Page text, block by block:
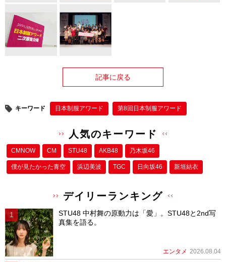
記事に戻る
キーワード 日本制服アワード 第8回日本制服アワード
人気のキーワード
CMNOW CM STU48 AKB48 乃木坂46
僕が⾒たかった⻘空 浜辺美波 TGC 日向坂46 新垣結衣
デイリーランキング
STU48 中村舞の原動力は「愛」。STU48と2nd写
真集を語る。
エンタメ 2026.08.04